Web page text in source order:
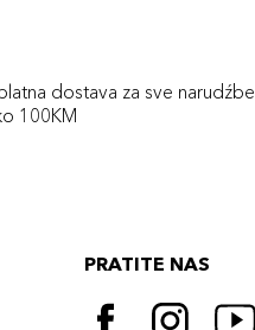
dostava za sve narudźbe
100KM
PRATITE NAS